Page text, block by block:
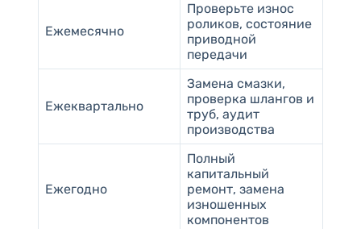
Ежемесячно
Проверьте износ
роликов, состояние
приводной
передачи
Ежеквартально
Замена смазки,
проверка шлангов и
труб, аудит
производства
Ежегодно
Полный
капитальный
ремонт, замена
изношенных
компонентов